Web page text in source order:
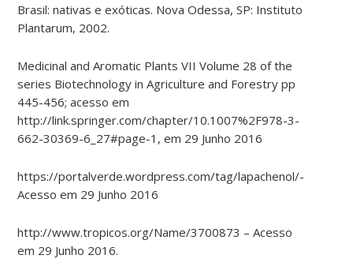
Brasil: nativas e exóticas. Nova Odessa, SP: Instituto
Plantarum, 2002.
Medicinal and Aromatic Plants VII Volume 28 of the
series Biotechnology in Agriculture and Forestry pp
445-456; acesso em
http://link.springer.com/chapter/10.1007%2F978-3-
662-30369-6_27#page-1, em 29 Junho 2016
https://portalverde.wordpress.com/tag/lapachenol/-
Acesso em 29 Junho 2016
http://www.tropicos.org/Name/3700873 – Acesso
em 29 Junho 2016.